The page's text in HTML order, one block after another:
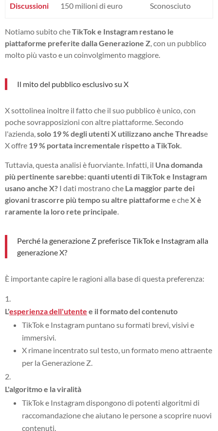
Discussioni 150 milioni di euro Sconosciuto
Notiamo subito cheTikTok e Instagram restano le
piattaforme preferite dalla Generazione Z , con un pubblico
molto più vasto e un coinvolgimento maggiore.
Il mito del pubblico esclusivo su X
X sottolinea inoltre il fatto che il suo pubblico è unico, con
poche sovrapposizioni con altre piattaforme. Secondo
l'azienda, solo 19 % degli utenti X utilizzano anche Threadse
X offre 19 % portata incrementale rispetto a TikTok
Tuttavia, questa analisi è fuorviante. Infatti, il Una domanda
più pertinente sarebbe: quanti utenti di TikTok e Instagram
usano anche X? I dati mostrano che La maggior parte dei
giovani trascorre più tempo su altre piattaforme e cheX è
raramente la loro rete principale
Perché la generazione Z preferisce TikTok e Instagram alla
generazione X?
È importante capire le ragioni alla base di questa preferenza:
L'esperienza dell'utente e il formato del contenuto
TikTok e Instagram puntano su formati brevi, visivi e
immersivi.
X rimane incentrato sul testo, un formato meno attraente
per la Generazione Z.
L'algoritmo e la viralità
TikTok e Instagram dispongono di potenti algoritmi di
raccomandazione che aiutano le persone a scoprire nuovi
contenuti.